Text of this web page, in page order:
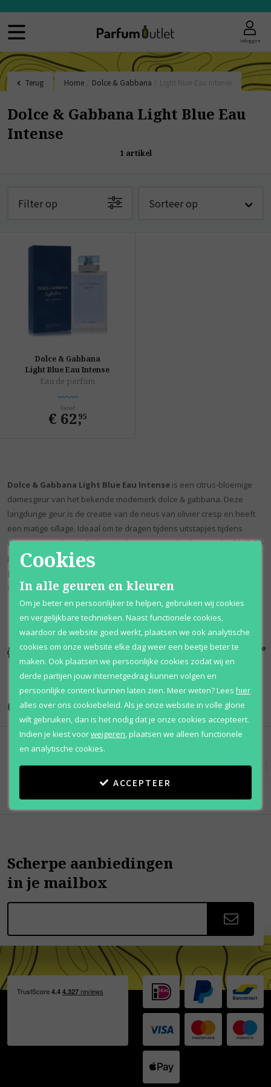
Inloggen
Terug Home Dolce & Gabbana
Dolce & Gabbana Light Blue Eau
Intense
1 artikel
Filter op Sorteer op
Dolce & Gabbana
Light Blue Eau Intense
Eau de parfum
Vanaf
€ 62,
95
Dolce & Gabbana Light Blue Eau Intense is een citrus-bloemige
damesgeur van het bekende modemerk dolce & gabbana. Deze
langdurige geur is de creatie van de neus van olivier cresp en heeft
een matige sillage. Ideaal om te dragen tijdens uitstapjes tijdens
warme zomerdagen. Dit boeiende aroma werd gelanceerd in 2017. De
pittige topnoten zijn Granny Smith-appel en citroen. Jasmijn en
goudsbloem zorgen voor de geurige hartnoten, gevolgd door de
aromatische basisnoten van amberhout en musk.
Kortingen
tot wel 70%
Al 12 jaar
voordelig
100% originele
parfums
Onze merken
Scherpe aanbiedingen
in je mailbox
Cookies
In alle geuren en kleuren
Om je beter en persoonlijker te helpen, gebruiken wij cookies
en vergelijkbare technieken. Naast functionele cookies,
waardoor de website goed werkt, plaatsen we ook analytische
cookies om onze website elke dag weer een beetje beter te
maken. Ook plaatsen we persoonlijke cookies zodat wij en
derde partijen jouw internetgedrag kunnen volgen en
persoonlijke content kunnen laten zien. Meer weten?Lees hier
alles over ons cookiebeleid. Als je onze website in volle glorie
wilt gebruiken, dan is het nodig dat je onze cookies accepteert.
Indien je kiest voorweigeren plaatsen we alleen functionele
en analytische cookies.
ACCEPTEER